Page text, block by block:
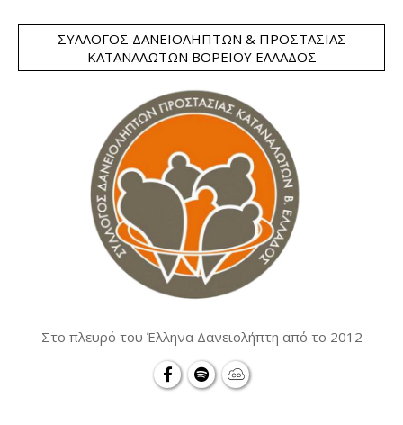
ΣΎΛΛΟΓΟΣ ΔΑΝΕΙΟΛΗΠΤΏΝ & ΠΡΟΣΤΑΣΊΑΣ
ΚΑΤΑΝΑΛΩΤΏΝ ΒΟΡΕΊΟΥ ΕΛΛΆΔΟΣ
Στο πλευρό του Έλληνα Δανειολήπτη από το 2012